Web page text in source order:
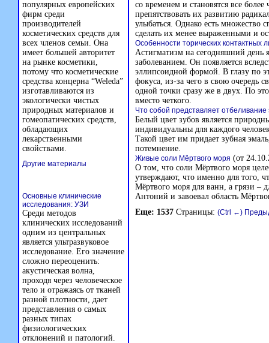
со временем и становятся все
препятствовать их развитию
улыбаться. Однако есть множество
сделать их менее выраженными и
Особенности торических контактных
Астигматизм на сегодняшний день
заболеванием. Он появляется
эллипсоидной формой. В глазу по
фокуса, из-за чего в свою очередь
одной точки сразу же в двух. По
вместо четкого.
Что собой представляет отбеливание
Белый цвет зубов является
индивидуальны для каждого
Такой цвет им придает зубная
потемнение.
Живые соли Мёртвого моря (от
О том, что соли Мёртвого моря
утверждают, что именно для того,
Мёртвого моря для ванн, а грязи –
Антоний и завоевал область
Еще: 1537 Страницы: (Ctrl ←)
популярных европейских
фирм среди
производителей
косметических средств для
всех членов семьи. Она
имеет большей авторитет
на рынке косметики,
потому что косметические
средства концерна “Weleda”
изготавливаются из
экологически чистых
природных материалов и
гомеопатических средств,
обладающих
лекарственными
свойствами.
Другие материалы
Основные клинические
исследования: УЗИ
Среди методов
клинических исследований
одним из центральных
является ультразвуковое
исследование. Его значение
сложно переоценить:
акустическая волна,
проходя через человеческое
тело и отражаясь от тканей
разной плотности, дает
представления о самых
разных типах
физиологических
отклонений и патологий.